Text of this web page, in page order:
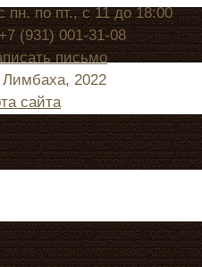
по пт., с 11 до 18:00
(931) 001-31-08
письмо
2022
сайта